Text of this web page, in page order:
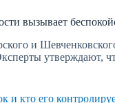
вызывает
и
утверждают,
и кто его